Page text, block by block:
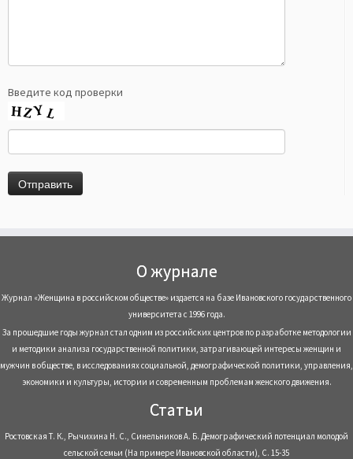
Введите код проверки
О журнале
Журнал «Женщина в российском обществе» издается на базе Ивановского государственного
университета с 1996 года.
За прошедшие годы журнал стал одним из российских центров по разработке методологии
и методики анализа государственной политики, затрагивающей интересы женщин и
мужчин в обществе, в исследованиях социальной, демографической политики, управления,
экономики и культуры, истории и современным проблемам женского движения.
Статьи
Ростовская Т. К., Рычихина Н. С., Синельников А. Б. Демографический потенциал молодой
сельской семьи (На примере Ивановской области), С. 15-35